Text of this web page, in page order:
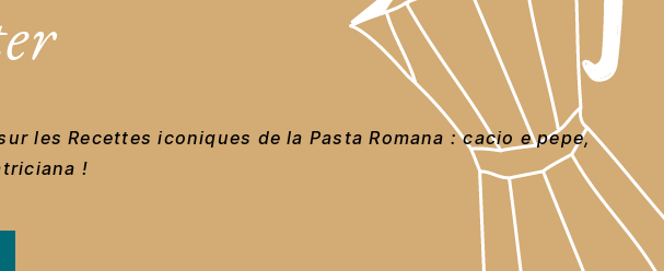
les Recettes iconiques de la Pasta Romana : cacio e pepe,
!